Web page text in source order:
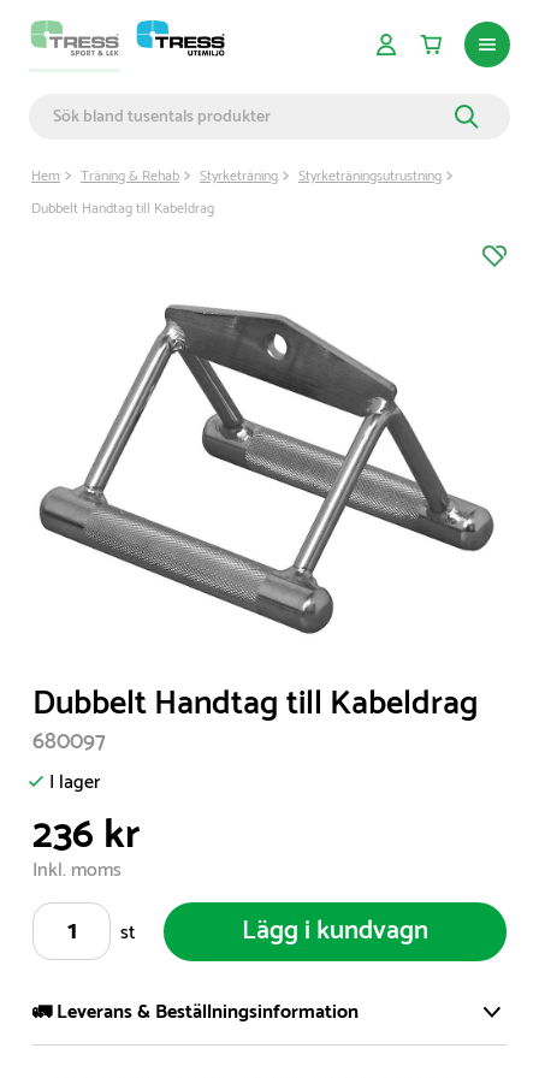
Hem Träning & Rehab Styrketräning
Styrketräningsutrustning
Dubbelt Handtag till Kabeldrag
1
of
1
Dubbelt Handtag till Kabeldrag
680097
I lager
236 kr
Inkl. moms
st
Lägg i kundvagn
🚛 Leverans & Beställningsinformation